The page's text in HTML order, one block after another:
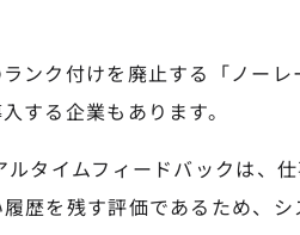
ンク付けを廃止する「ノー
する企業もあります。
タイムフィードバックは、
歴を残す評価であるため、シ